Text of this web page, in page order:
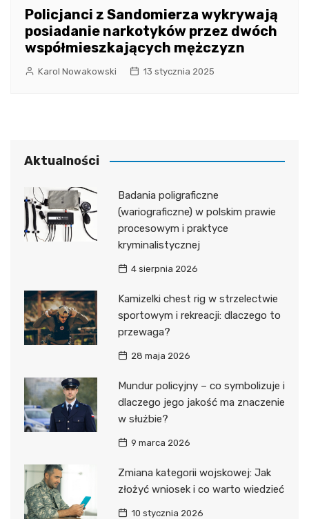
Policjanci z Sandomierza wykrywają
posiadanie narkotyków przez dwóch
współmieszkających mężczyzn
Karol Nowakowski 13 stycznia 2025
Aktualności
Badania poligraficzne
(wariograficzne) w polskim prawie
procesowym i praktyce
kryminalistycznej
4 sierpnia 2026
Kamizelki chest rig w strzelectwie
sportowym i rekreacji: dlaczego to
przewaga?
28 maja 2026
Mundur policyjny – co symbolizuje i
dlaczego jego jakość ma znaczenie
w służbie?
9 marca 2026
Zmiana kategorii wojskowej: Jak
złożyć wniosek i co warto wiedzieć
10 stycznia 2026